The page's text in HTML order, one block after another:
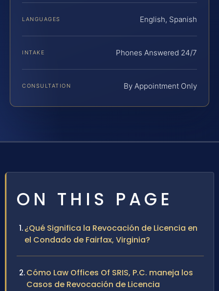
LANGUAGES English, Spanish
INTAKE Phones Answered 24/7
CONSULTATION By Appointment Only
ON THIS PAGE
¿Qué Significa la Revocación de Licencia en
el Condado de Fairfax, Virginia?
Cómo Law Offices Of SRIS, P.C. maneja los
Casos de Revocación de Licencia